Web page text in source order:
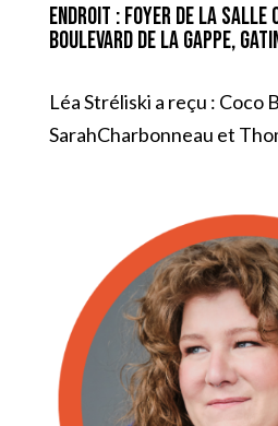
Endroit : Foyer de la Salle
boulevard de la Gappe,
Léa Stréliski a reçu : Coco
SarahCharbonneau et